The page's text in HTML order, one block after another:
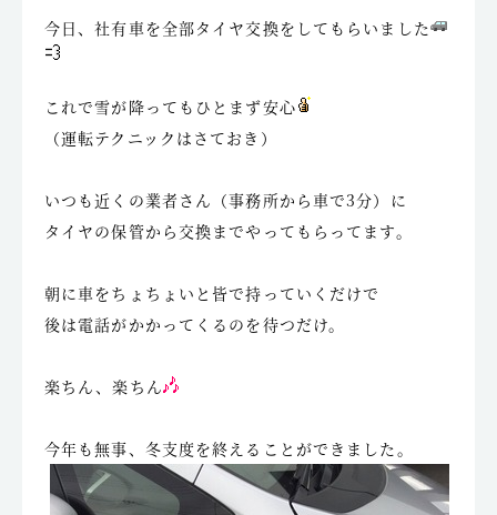
今日、社有車を全部タイヤ交換をしてもらいました
これで雪が降ってもひとまず安心
（運転テクニックはさておき）
いつも近くの業者さん（事務所から車で3分）に
タイヤの保管から交換までやってもらってます。
朝に車をちょちょいと皆で持っていくだけで
後は電話がかかってくるのを待つだけ。
楽ちん、楽ちん
今年も無事、冬支度を終えることができました。